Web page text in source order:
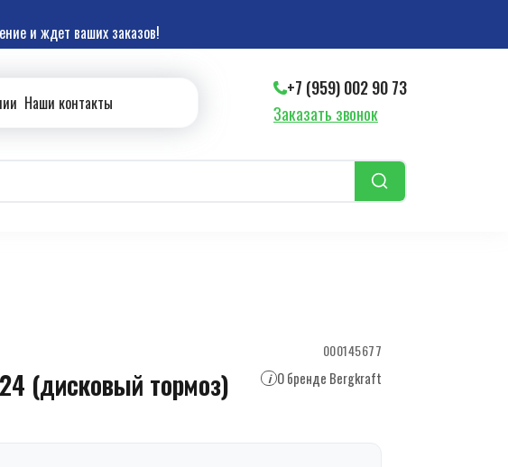
и ждет ваших заказов!
Наши контакты
+7 (959) 002 90 73
Заказать звонок
000145677
(дисковый тормоз) i О бренде Bergkraft